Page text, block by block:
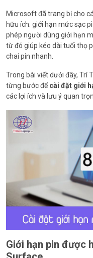
Microsoft đã trang bị cho
hữu ích: giới hạn mức sạc
phép người dùng giới hạn
từ đó giúp kéo dài tuổi thọ
chai pin nhanh.
Trong bài viết dưới đây, Trí
từng bước đểcài đặt giới
các lợi ích và lưu ý quan
Giới hạn pin được